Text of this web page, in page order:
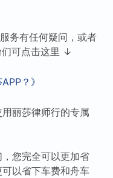
务有任何疑问，或者
们可点击这里 ↓
？》
丽莎律师行的专属
您完全可以更加省
以省下车费和舟车